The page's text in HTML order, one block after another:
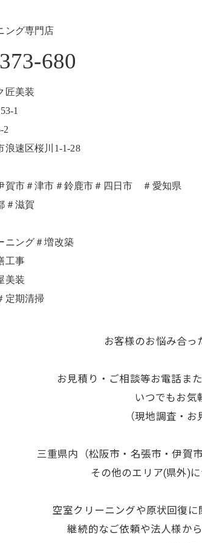
ング専門店
680
匠美装
1
2
浪速区桜川1-1-28
賀市＃津市＃鈴鹿市＃四日市 ＃愛知県
＃滋賀
ニング＃増改築
工事
美装
定期清掃
お客様のお悩み合っ
お見積り・ご相談等お電話ま
いつでもお気
（現地調査・
三重県内（松阪市・名張市・伊賀
その他のエリア(県外)
空室クリーニングや原状回復に
継続的なご依頼や法人様か